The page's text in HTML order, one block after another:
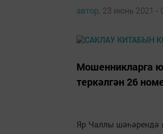
автор, 23 июнь 2021 -
Мошенникларга
теркәлгән 26
Яр Чаллы шәһәрендә